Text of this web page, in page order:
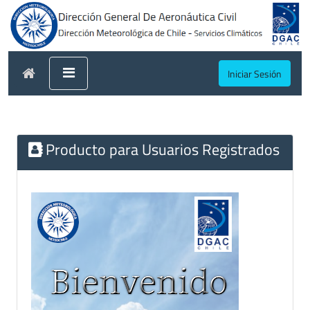
Iniciar Sesión
Producto para Usuarios Registrados